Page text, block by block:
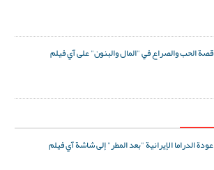
قصة الحب والصراع في "المال والبنون" على آي فيلم
عودة الدراما الإيرانية "بعد المطر" إلى شاشة آي فيلم